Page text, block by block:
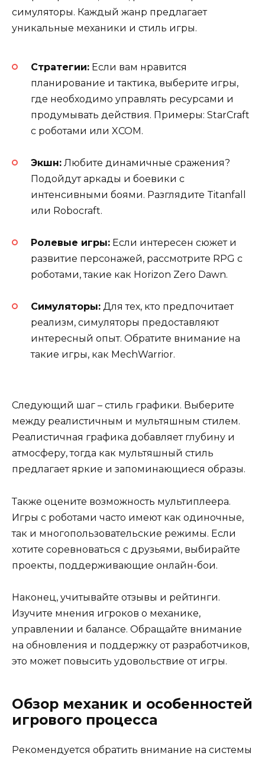
симуляторы. Каждый жанр предлагает
уникальные механики и стиль игры.
Стратегии: Если вам нравится
планирование и тактика, выберите игры,
где необходимо управлять ресурсами и
продумывать действия. Примеры: StarCraft
с роботами или XCOM.
Экшн: Любите динамичные сражения?
Подойдут аркады и боевики с
интенсивными боями. Разглядите Titanfall
или Robocraft.
Ролевые игры: Если интересен сюжет и
развитие персонажей, рассмотрите RPG с
роботами, такие как Horizon Zero Dawn.
Симуляторы: Для тех, кто предпочитает
реализм, симуляторы предоставляют
интересный опыт. Обратите внимание на
такие игры, как MechWarrior.
Следующий шаг – стиль графики. Выберите
между реалистичным и мультяшным стилем.
Реалистичная графика добавляет глубину и
атмосферу, тогда как мультяшный стиль
предлагает яркие и запоминающиеся образы.
Также оцените возможность мультиплеера.
Игры с роботами часто имеют как одиночные,
так и многопользовательские режимы. Если
хотите соревноваться с друзьями, выбирайте
проекты, поддерживающие онлайн-бои.
Наконец, учитывайте отзывы и рейтинги.
Изучите мнения игроков о механике,
управлении и балансе. Обращайте внимание
на обновления и поддержку от разработчиков,
это может повысить удовольствие от игры.
Обзор механик и особенностей
игрового процесса
Рекомендуется обратить внимание на системы